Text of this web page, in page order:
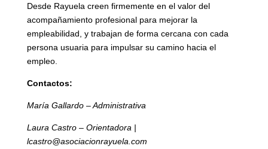
Desde Rayuela creen firmemente en el valor del
acompañamiento profesional para mejorar la
empleabilidad, y trabajan de forma cercana con cada
persona usuaria para impulsar su camino hacia el
empleo.
Contactos:
María Gallardo – Administrativa
Laura Castro – Orientadora |
lcastro@asociacionrayuela.com